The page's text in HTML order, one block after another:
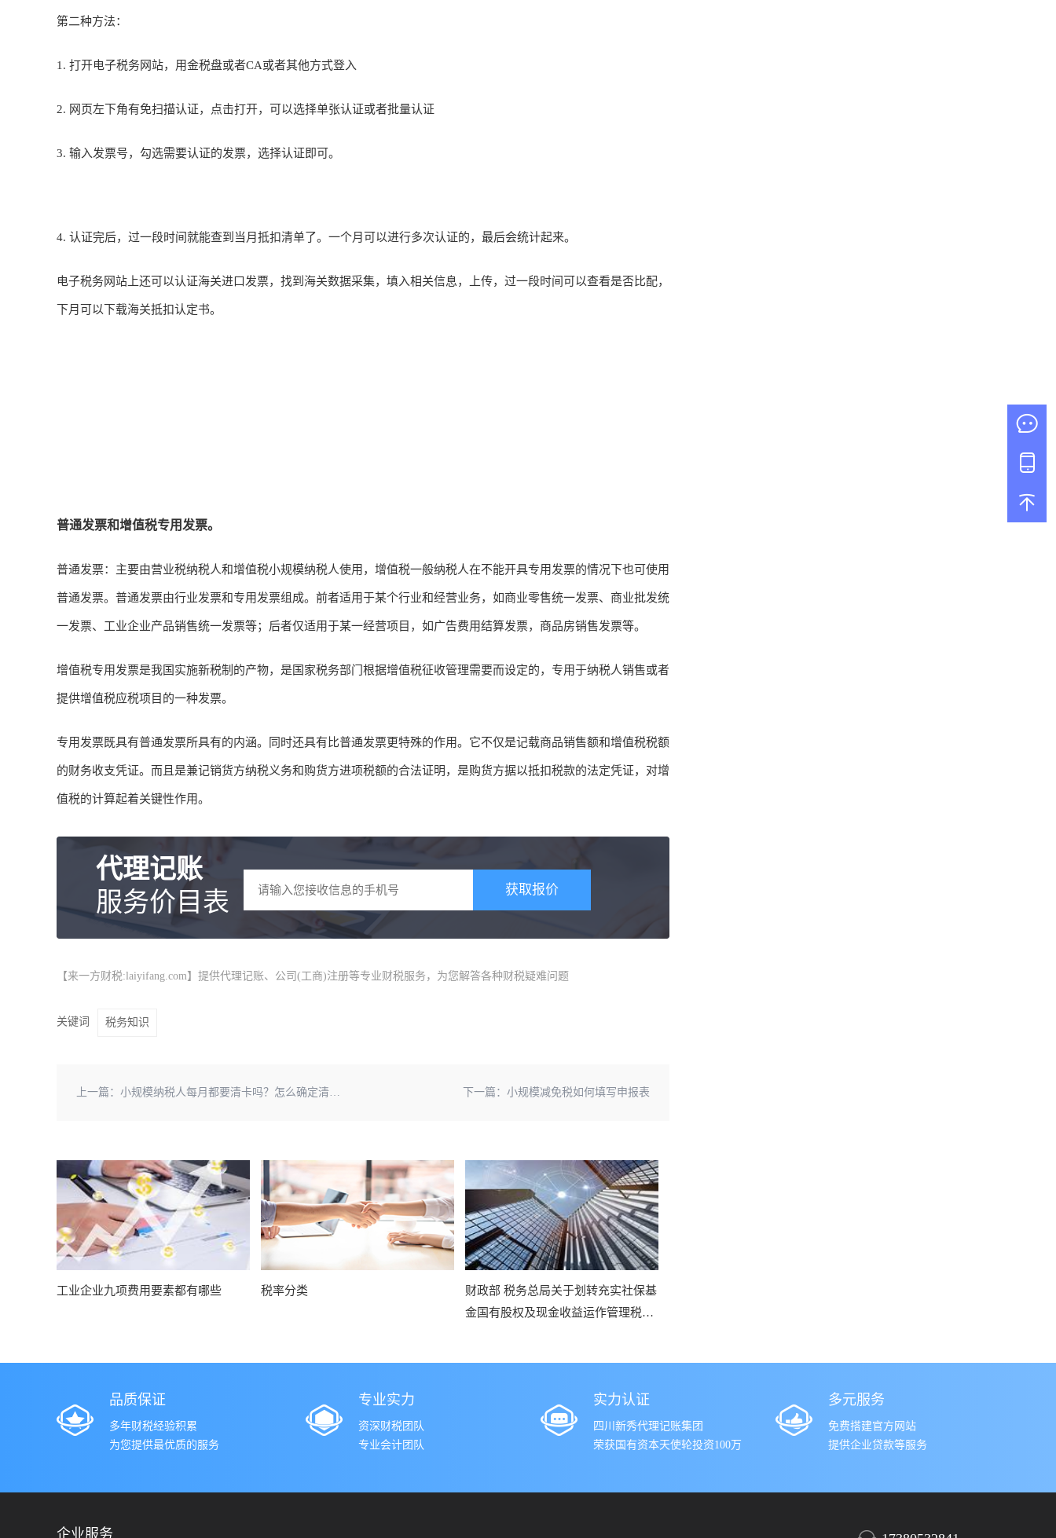
第二种方法：
1. 打开电子税务网站，用金税盘或者CA或者其他方式登入
2. 网页左下角有免扫描认证，点击打开，可以选择单张认证或者批量认证
3. 输入发票号，勾选需要认证的发票，选择认证即可。
4. 认证完后，过一段时间就能查到当月抵扣清单了。一个月可以进行多次认证的，最后会统计起来。
电子税务网站上还可以认证海关进口发票，找到海关数据采集，填入相关信息，上传，过一段时间可以查看是否比配，
下月可以下载海关抵扣认定书。
普通发票和增值税专用发票。
普通发票：主要由营业税纳税人和增值税小规模纳税人使用，增值税一般纳税人在不能开具专用发票的情况下也可使用
普通发票。普通发票由行业发票和专用发票组成。前者适用于某个行业和经营业务，如商业零售统一发票、商业批发统
一发票、工业企业产品销售统一发票等；后者仅适用于某一经营项目，如广告费用结算发票，商品房销售发票等。
增值税专用发票是我国实施新税制的产物，是国家税务部门根据增值税征收管理需要而设定的，专用于纳税人销售或者
提供增值税应税项目 的一种发票。
专用发票既具有普通发票所具有的内涵。同时还具有比普通发票更特殊的作用。它不仅是记载商品销售额和增值税税额
的财务收支凭证。而且是兼记销货方纳税义务和购货方进项税额的合法证明，是购货方据以抵扣税款的法定凭证，对增
值税的计算起着关键性作用。
代理记账
服务价目表
获取报价
【来一方财税:laiyifang.com】提供代理记账、公司(工商)注册等专业财税服务，为您解答各种财税疑难问题
关键词 税务知识
上一篇： 小规模纳税人每月都要清卡吗？怎么确定清了没？ 下一篇： 小规模减免税如何填写申报表
工业企业九项费用要素都有哪些 税率分类
财政部 税务总局关于划转充实社保基
金国有股权及现金收益运作管理税收
品质保证
多年财税经验积累
为您提供最优质的服务
专业实力
资深财税团队
专业会计团队
实力认证
四川新秀代理记账集团
荣获国有资本天使轮投资100万
多元服务
免费搭建官方网站
提供企业贷款等服务
企业服务